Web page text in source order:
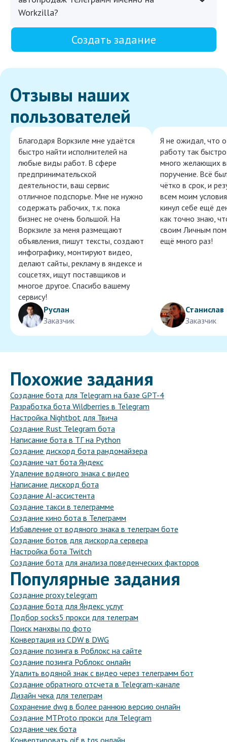
Workzilla?
Создать задание
Отзывы наших
пользователей
Благодаря Воркзиле мне удаётся
быстро найти исполнителей на
любые виды работ. В сфере
предпринимательской
деятельности, ваш сервис
отличное подспорье. Мне не нужно
содержать рабочих, т.к. пока
бизнес не очень большой. На
Воркзиле за меня размещают
объявления, пишут тексты, создают
инфографику, монтируют видео,
делают сайты, рекламу в яндексе и
соцсетях, ищут поставщиков и
многое другое. Спасибо вашему
сервису!
Руслан
Заказчик
Я не ожидал, что
работу так
много желающих
поручение. Всё
чётко в срок, и
всем моим
кинул себе ещё
как точно знаю,
своим Личным
ещё много раз!
Станислав
Заказчик
Похожие задания
Создание бота для Telegram на базе GPT-4
Разработка бота Wildberries в Telegram
Настройка Nightbot для Твича
Создание Rust Telegram бота
Написание бота в ТГ на Python
Создание дискорд бота рандомайзера
Создание чат бота Яндекс
Удаление водяного знака с видео
Написание дискорд бота
Создание AI-ассистента
Создание такси в телеграмме
Создание кино бота в Телеграмм
Избавление от водяного знака в телеграм боте
Создание ботов для дискорда сервера
Настройка бота Twitch
Создание бота для анализа поведенческих факторов
Популярные задания
Создание proxy telegram
Создание бота для Яндекс услуг
Подбор socks5 прокси для телеграм
Поиск манхвы по фото
Конвертация из CDW в DWG
Создание позинга в Роблокс на сайте
Создание позинга Роблокс онлайн
Удалить водяной знак с видео через телеграмм бот
Создание обратного отсчета в Telegram-канале
Дизайн чека для телеграм
Сохранение dwg в более раннюю версию онлайн
Создание MTProto прокси для Telegram
Создание чек бота